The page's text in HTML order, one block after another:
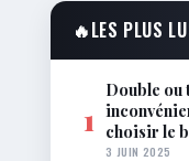
🔥LES PLUS
1
Double ou
choisir le
3 JUIN 2025